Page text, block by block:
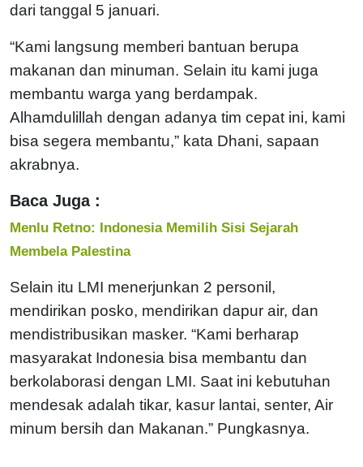
dari tanggal 5 januari.
“Kami langsung memberi bantuan berupa
makanan dan minuman. Selain itu kami juga
membantu warga yang berdampak.
Alhamdulillah dengan adanya tim cepat ini, kami
bisa segera membantu,” kata Dhani, sapaan
akrabnya.
Baca Juga :
Menlu Retno: Indonesia Memilih Sisi Sejarah
Membela Palestina
Selain itu LMI menerjunkan 2 personil,
mendirikan posko, mendirikan dapur air, dan
mendistribusikan masker. “Kami berharap
masyarakat Indonesia bisa membantu dan
berkolaborasi dengan LMI. Saat ini kebutuhan
mendesak adalah tikar, kasur lantai, senter, Air
minum bersih dan Makanan.” Pungkasnya.